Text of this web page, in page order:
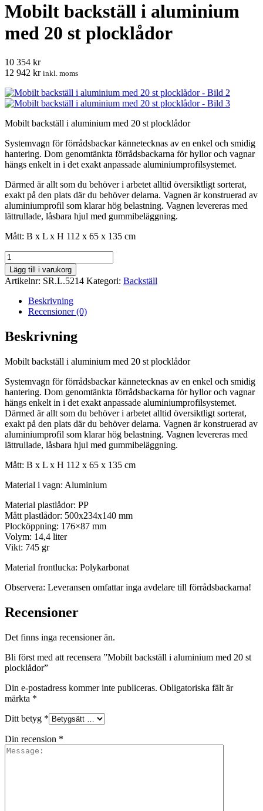
Mobilt backställ i aluminium
med 20 st plocklådor
10 354 kr
12 942 kr inkl. moms
Mobilt backställ i aluminium med 20 st plocklådor
Systemvagn för förrådsbackar kännetecknas av en enkel och smidig
hantering. Dom genomtänkta förrådsbackarna för hyllor och vagnar
hängs enkelt in i det exakt anpassade aluminiumprofilsystemet.
Därmed är allt som du behöver i arbetet alltid översiktligt sorterat,
exakt på den plats där du behöver delarna. Vagnen är konstruerad av
aluminiumprofil som klarar hög belastning. Vagnen levereras med
lättrullade, låsbara hjul med gummibeläggning.
Mått: B x L x H 112 x 65 x 135 cm
Mobilt
backställ
i
aluminium
med
plocklådor
mängd
Lägg till i varukorg
Artikelnr: SR.L.5214 Kategori: Backställ
Beskrivning
Recensioner (0)
Beskrivning
Mobilt backställ i aluminium med 20 st plocklådor
Systemvagn för förrådsbackar kännetecknas av en enkel och smidig
hantering. Dom genomtänkta förrådsbackarna för hyllor och vagnar
hängs enkelt in i det exakt anpassade aluminiumprofilsystemet.
Därmed är allt som du behöver i arbetet alltid översiktligt sorterat,
exakt på den plats där du behöver delarna. Vagnen är konstruerad av
aluminiumprofil som klarar hög belastning. Vagnen levereras med
lättrullade, låsbara hjul med gummibeläggning.
Mått: B x L x H 112 x 65 x 135 cm
Material i vagn: Aluminium
Material plastlådor: PP
Mått plastlådor: 500x234x140 mm
Plocköppning: 176×87 mm
Volym: 14,4 liter
Vikt: 745 gr
Material frontlucka: Polykarbonat
Observera: Leveransen omfattar inga avdelare till förrådsbackarna!
Recensioner
Det finns inga recensioner än.
Bli först med att recensera ”Mobilt backställ i aluminium med 20 st
plocklådor”
Din e-postadress kommer inte publiceras. Obligatoriska fält är
märkta *
Ditt betyg *
Din recension *